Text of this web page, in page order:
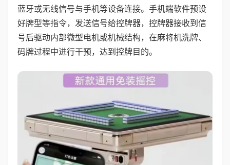
蓝牙或无线信号与手机等设备连接。手机端软件预设
好牌型等指令，发送信号给控牌器，控牌器接收到信
号后驱动内部微型电机或机械结构，在麻将机洗牌、
码牌过程中进行干预，达到控牌目的。